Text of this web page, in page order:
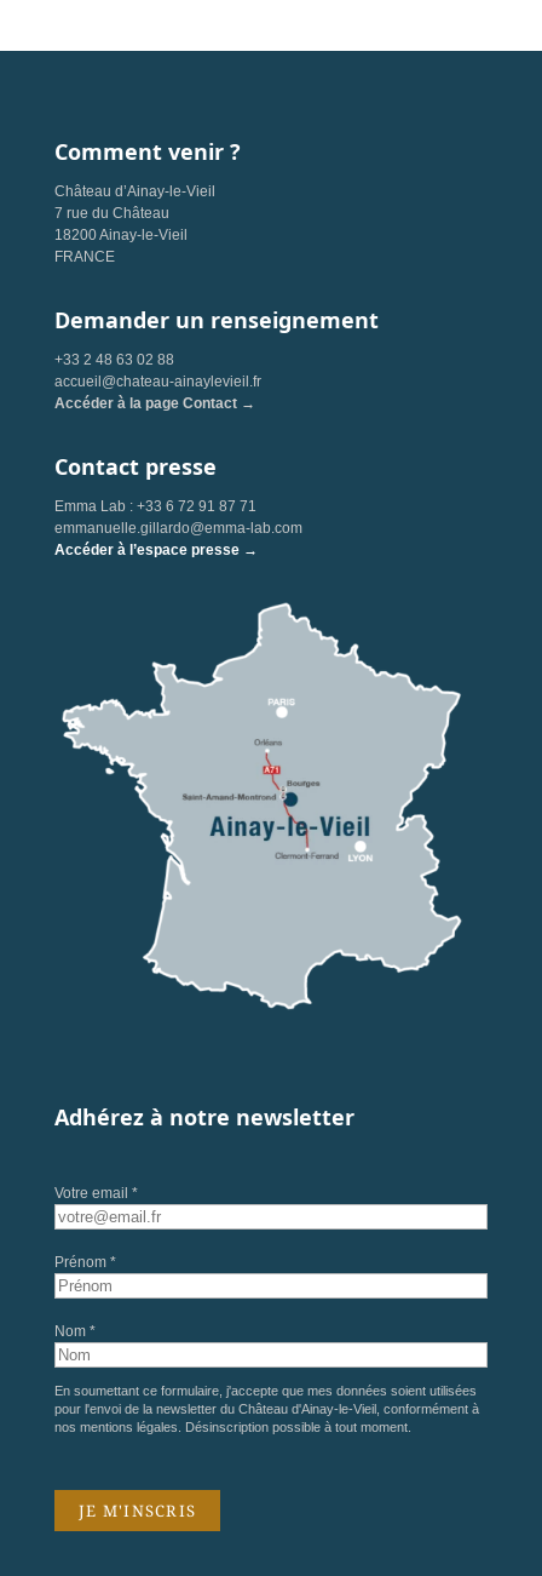
Comment venir ?
Château d’Ainay-le-Vieil
7 rue du Château
18200 Ainay-le-Vieil
FRANCE
Demander un renseignement
+33 2 48 63 02 88
accueil@chateau-ainaylevieil.fr
Accéder à la page Contact →
Contact presse
Emma Lab : +33 6 72 91 87 71
emmanuelle.gillardo@emma-lab.com
Accéder à l’espace presse →
Adhérez à notre newsletter
Votre email *
Prénom *
Nom *
En soumettant ce formulaire, j'accepte que mes données soient utilisées
pour l'envoi de la newsletter du Château d'Ainay-le-Vieil, conformément à
nos mentions légales . Désinscription possible à tout moment.